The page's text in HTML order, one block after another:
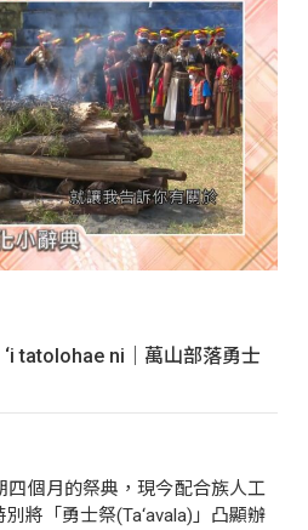
‘i tatolohae ni｜萬山部落勇士
四個月的祭典，現今配合族人工
將「勇士祭(Ta‘avala)」凸顯辦